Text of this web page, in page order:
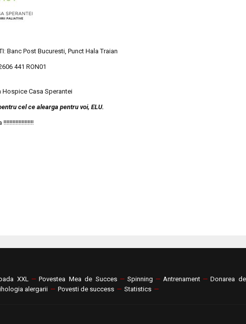
Banc Post Bucuresti, Punct Hala Traian
441 RON01
Hospice Casa Sperantei
cel ce alearga pentru voi, ELU.
XXL — Povestea Mea de Succes — Spinning — Antrenament — Donarea
alergarii — Povesti de success — Statistics —